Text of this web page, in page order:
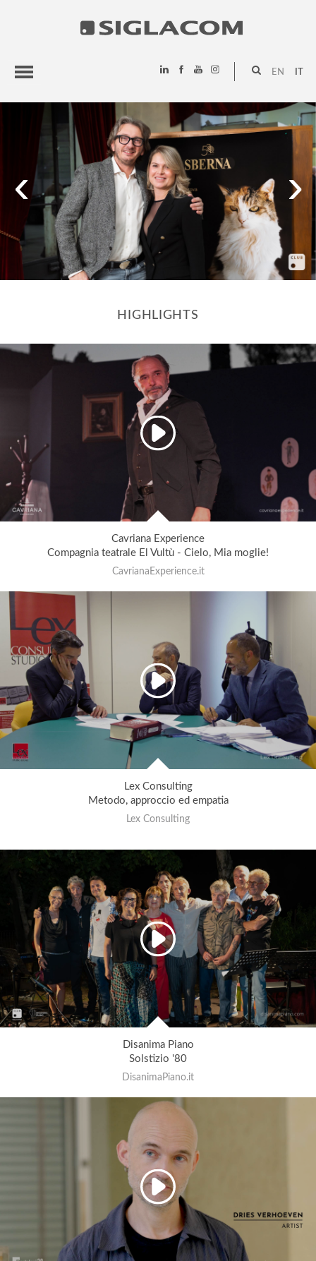
EN
HIGHLIGHTS
PROGETTI
SIGLACOM
‹ ›
HIGHLIGHTS
Cavriana Experience
Compagnia teatrale El Vultù - Cielo, Mia moglie!
CavrianaExperience.it
Lex Consulting
Metodo, approccio ed empatia
Lex Consulting
Disanima Piano
Solstizio '80
DisanimaPiano.it